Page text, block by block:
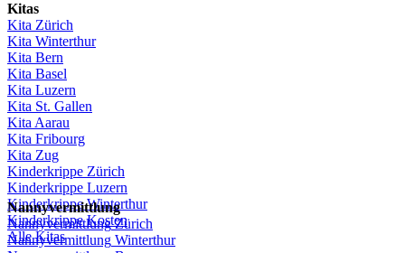
Kitas
Kita Zürich
Kita Winterthur
Kita Bern
Kita Basel
Kita Luzern
Kita St. Gallen
Kita Aarau
Kita Fribourg
Kita Zug
Kinderkrippe Zürich
Kinderkrippe Luzern
KinderkrippeWinterthur
Kinderkrippe Kosten
Alle Kitas
Nannyvermittlung
Nannyvermittlung Zürich
Nannyvermittlung Winterthur